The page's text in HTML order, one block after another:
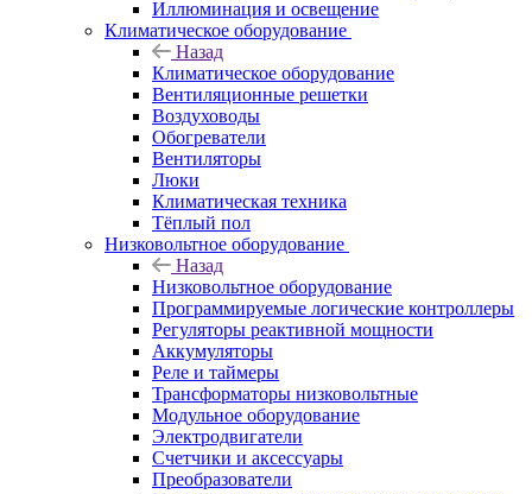
Иллюминация и освещение
Климатическое оборудование
Назад
Климатическое оборудование
Вентиляционные решетки
Воздуховоды
Обогреватели
Вентиляторы
Люки
Климатическая техника
Тёплый пол
Низковольтное оборудование
Назад
Низковольтное оборудование
Программируемые логические контроллеры
Регуляторы реактивной мощности
Аккумуляторы
Реле и таймеры
Трансформаторы низковольтные
Модульное оборудование
Электродвигатели
Счетчики и аксессуары
Преобразователи